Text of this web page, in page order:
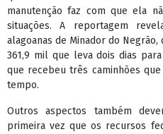
manutenção faz com que ela
situações. A reportagem
alagoanas de Minador do
361,9 mil que leva dois dias
que recebeu três caminhões
tempo.
Outros aspectos também
primeira vez que os recursos